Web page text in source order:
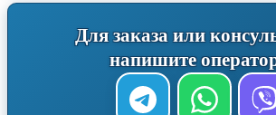
Для заказа или
напишите